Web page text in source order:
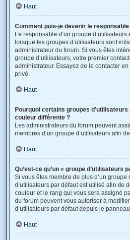
Haut
Comment puis-je devenir le responsable
Le responsable d’un groupe
lorsque les groupes d’utilisateurs sont
administrateur du forum. Si vous êtes
groupe d’utilisateurs, votre premier
administrateur. Essayez de le contacter
privé.
Haut
Pourquoi certains groupes
couleur différente ?
Les administrateurs du forum peuvent
membres d’un groupe d’utilisateurs afin
Haut
Qu’est-ce qu’un « groupe d’utilisateurs
Si vous êtes membre de plus d’un groupe
d’utilisateurs par défaut est utilisé afin de
couleur et le rang qui vous sera assigné
du forum peuvent vous autoriser à
d’utilisateurs par défaut depuis le
Haut